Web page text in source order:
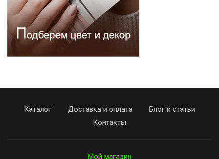
Каталог Доставка и оплата
Блог и статьи
Контакты
Мой магазин